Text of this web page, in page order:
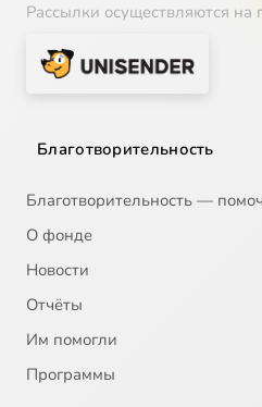
Рассылки осуществляются на
Благотворительность
Благотворительность —
О фонде
Новости
Отчёты
Им помогли
Программы